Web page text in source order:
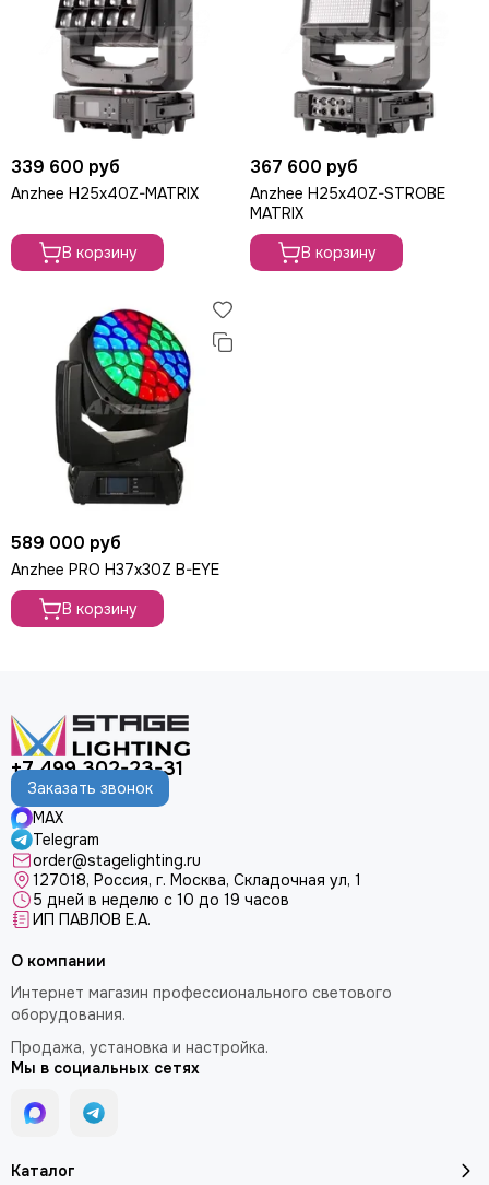
Tarboc
Tuchler
YODN
ЯRILO Pro
PROCAST Cable
СТРОЙЦИРК
339 600 руб
Anzhee H25x40Z-MATRIX
В корзину
367 600 руб
Anzhee H25x40Z-STROBE
MATRIX
В корзину
589 000 руб
Anzhee PRO H37x30Z B-EYE
В корзину
+7 499 302-23-31
Заказать звонок
MAX
Telegram
order@stagelighting.ru
127018, Россия, г. Москва, Складочная ул, 1
5 дней в неделю с 10 до 19 часов
ИП ПАВЛОВ Е.А.
Каталог
О компании
Интернет магазин профессионального светового
оборудования.
Продажа, установка и настройка.
Мы в социальных сетях